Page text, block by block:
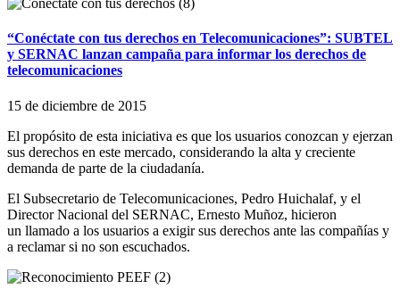
“Conéctate con tus derechos en Telecomunicaciones”: SUBTEL
y SERNAC lanzan campaña para informar los derechos de
telecomunicaciones
15 de diciembre de 2015
El propósito de esta iniciativa es que los usuarios conozcan y ejerzan
sus derechos en este mercado, considerando la alta y creciente
demanda de parte de la ciudadanía.
El Subsecretario de Telecomunicaciones, Pedro Huichalaf, y el
Director Nacional del SERNAC, Ernesto Muñoz, hicieron
un llamado a los usuarios a exigir sus derechos ante las compañías y
a reclamar si no son escuchados.